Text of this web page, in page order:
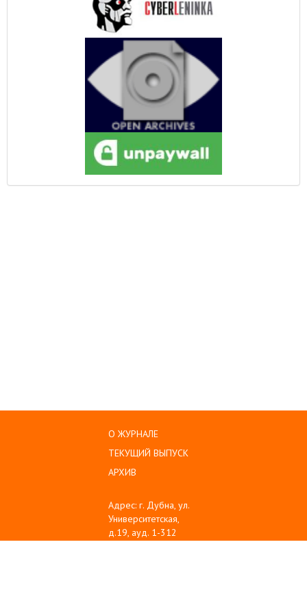
О ЖУРНАЛЕ
ТЕКУЩИЙ ВЫПУСК
АРХИВ
Адрес: г. Дубна, ул.
Университетская,
д.19, ауд. 1-312